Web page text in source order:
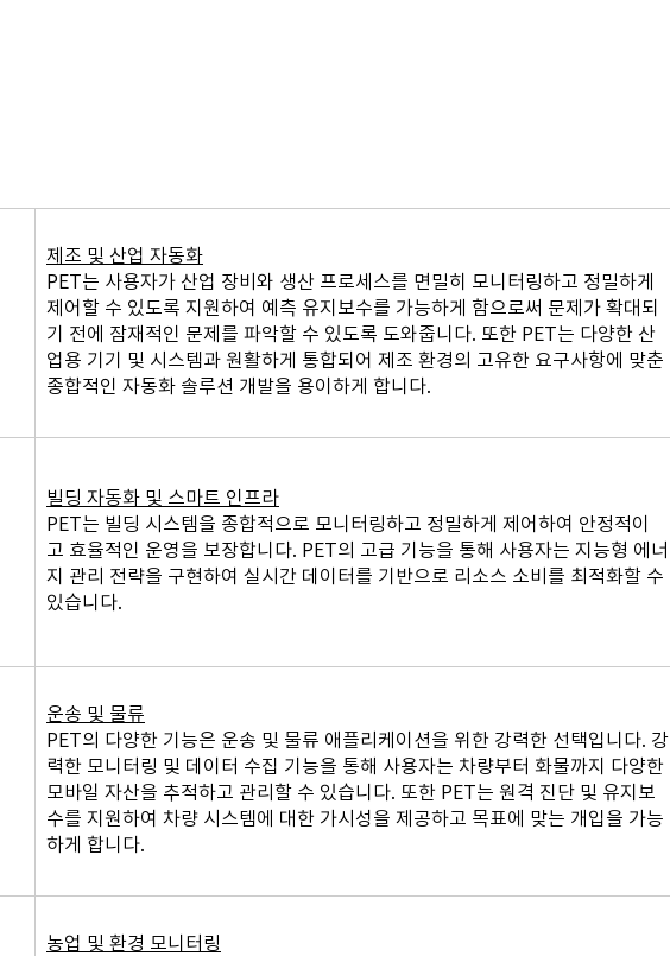
제조 및 산업 자동화
PET는 사용자가 산업 장비와 생산 프로세스를 면밀히 모니터링하고 정밀하게
제어할 수 있도록 지원하여 예측 유지보수를 가능하게 함으로써 문제가 확대되
기 전에 잠재적인 문제를 파악할 수 있도록 도와줍니다. 또한 PET는 다양한 산
업용 기기 및 시스템과 원활하게 통합되어 제조 환경의 고유한 요구사항에 맞춘
종합적인 자동화 솔루션 개발을 용이하게 합니다.
빌딩 자동화 및 스마트 인프라
PET는 빌딩 시스템을 종합적으로 모니터링하고 정밀하게 제어하여 안정적이
고 효율적인 운영을 보장합니다. PET의 고급 기능을 통해 사용자는 지능형 에너
지 관리 전략을 구현하여 실시간 데이터를 기반으로 리소스 소비를 최적화할 수
있습니다.
운송 및 물류
PET의 다양한 기능은 운송 및 물류 애플리케이션을 위한 강력한 선택입니다. 강
력한 모니터링 및 데이터 수집 기능을 통해 사용자는 차량부터 화물까지 다양한
모바일 자산을 추적하고 관리할 수 있습니다. 또한 PET는 원격 진단 및 유지보
수를 지원하여 차량 시스템에 대한 가시성을 제공하고 목표에 맞는 개입을 가능
하게 합니다.
농업 및 환경 모니터링